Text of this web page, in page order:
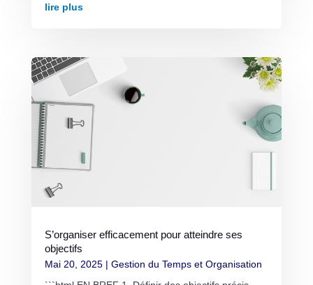
lire plus
S’organiser efficacement pour atteindre ses
objectifs
Mai 20, 2025| Gestion du Temps et Organisation